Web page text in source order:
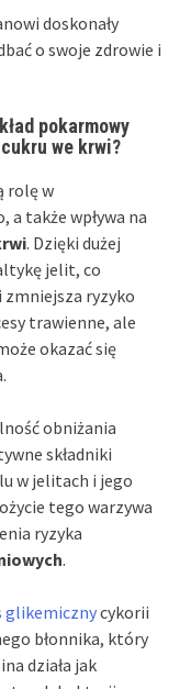
doskonały
o swoje zdrowie i
pokarmowy
we krwi?
rolę w
a także wpływa na
. Dzięki dużej
jelit, co
zmniejsza ryzyko
trawienne, ale
okazać się
obniżania
składniki
w jelitach i jego
tego warzywa
ryzyka
.
glikemicznycykorii
błonnika, który
działa jak